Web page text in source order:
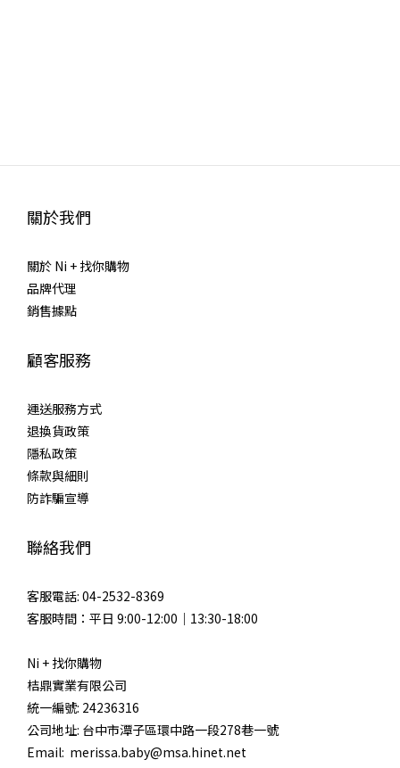
關於我們
關於 Ni + 找你購物
品牌代理
銷售據點
顧客服務
運送服務方式
退換貨政策
隱私政策
條款與細則
防詐騙宣導
聯絡我們
客服電話: 04-2532-8369
客服時間：平日 9:00-12:00｜13:30-18:00
Ni + 找你購物
桔鼎實業有限公司
統一編號: 24236316
公司地址: 台中市潭子區環中路一段278巷一號
Email: merissa.baby@msa.hinet.net